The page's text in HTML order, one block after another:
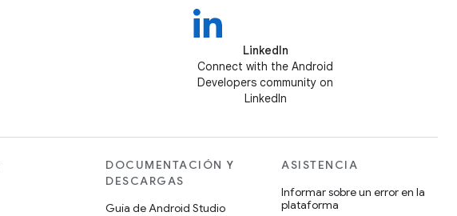
LinkedIn
Connect with the Android
Developers community on
LinkedIn
DOCUMENTACIÓN Y
DESCARGAS
Guía de Android Studio
ASISTENCIA
Informar sobre un error en la
plataforma